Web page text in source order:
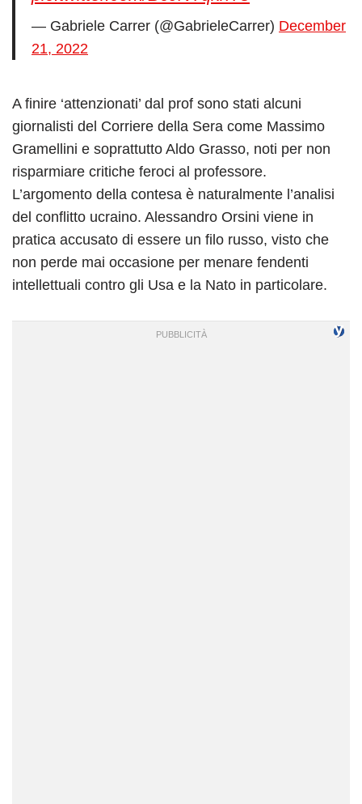
— Gabriele Carrer (@GabrieleCarrer) December
21, 2022
A finire ‘attenzionati’ dal prof sono stati alcuni
giornalisti del Corriere della Sera come Massimo
Gramellini e soprattutto Aldo Grasso, noti per non
risparmiare critiche feroci al professore.
L’argomento della contesa è naturalmente l’analisi
del conflitto ucraino. Alessandro Orsini viene in
pratica accusato di essere un filo russo, visto che
non perde mai occasione per menare fendenti
intellettuali contro gli Usa e la Nato in particolare.